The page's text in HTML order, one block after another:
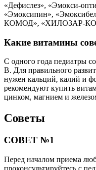
«Дефислез», «Эмокси-
«Эмоксипин»,
КОМОД», «ХИЛОЗАР-
Какие витамины
С одного года педиатры
В. Для правильного
нужен кальций, калий и
рекомендуют купить
цинком, магнием и
Советы
СОВЕТ №1
Перед началом приема
проконсультируйтесь с